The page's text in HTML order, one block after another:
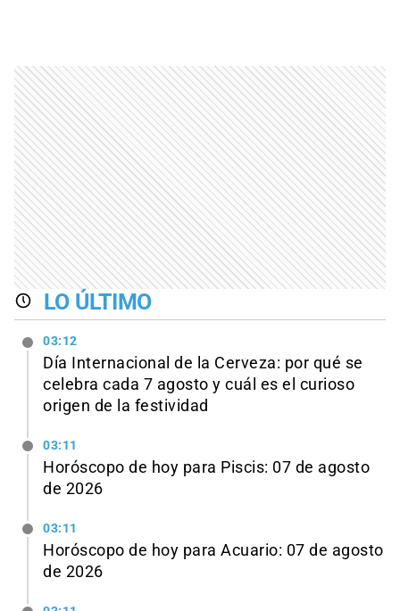
LO ÚLTIMO
03:12
Día Internacional de la Cerveza: por qué se
celebra cada 7 agosto y cuál es el curioso
origen de la festividad
03:11
Horóscopo de hoy para Piscis: 07 de agosto
de 2026
03:11
Horóscopo de hoy para Acuario: 07 de agosto
de 2026